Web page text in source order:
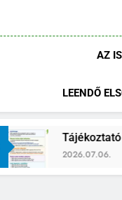
AZ
LEENDŐ
Tájékoztató a nyári
2026.07.06.